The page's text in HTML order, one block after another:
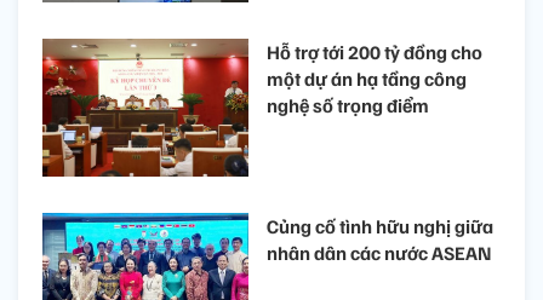
Hỗ trợ tới 200 tỷ đồng cho
một dự án hạ tầng công
nghệ số trọng điểm
Củng cố tình hữu nghị giữa
nhân dân các nước ASEAN